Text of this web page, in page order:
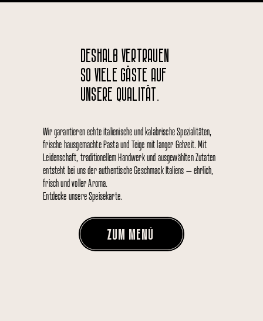
DESHALB VERTRAUEN
SO VIELE GÄSTE AUF
UNSERE QUALITÄT.
Wir garantieren echte italienische und kalabrische Spezialitäten,
frische hausgemachte Pasta und Teige mit langer Gehzeit. Mit
Leidenschaft, traditionellem Handwerk und ausgewählten Zutaten
entsteht bei uns der authentische Geschmack Italiens – ehrlich,
frisch und voller Aroma.
Entdecke unsere Speisekarte.
ZUM MENÜ